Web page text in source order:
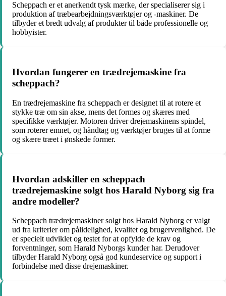
Scheppach er et anerkendt tysk mærke, der specialiserer sig i
produktion af træbearbejdningsværktøjer og -maskiner. De
tilbyder et bredt udvalg af produkter til både professionelle og
hobbyister.
Hvordan fungerer en trædrejemaskine fra
scheppach?
En trædrejemaskine fra scheppach er designet til at rotere et
stykke træ om sin akse, mens det formes og skæres med
specifikke værktøjer. Motoren driver drejemaskinens spindel,
som roterer emnet, og håndtag og værktøjer bruges til at forme
og skære træet i ønskede former.
Hvordan adskiller en scheppach
trædrejemaskine solgt hos Harald Nyborg sig fra
andre modeller?
Scheppach trædrejemaskiner solgt hos Harald Nyborg er valgt
ud fra kriterier om pålidelighed, kvalitet og brugervenlighed. De
er specielt udviklet og testet for at opfylde de krav og
forventninger, som Harald Nyborgs kunder har. Derudover
tilbyder Harald Nyborg også god kundeservice og support i
forbindelse med disse drejemaskiner.